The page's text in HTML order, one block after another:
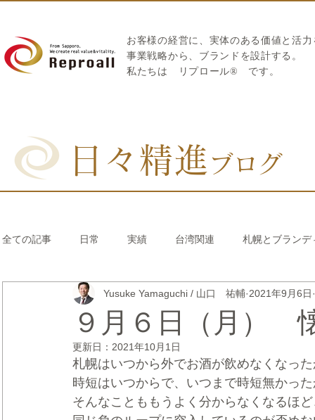
お客様の経営に、実体のある価値と活
​事業戦略から、ブランドを設計する。
私たちは
リプロール® です。
日々精進 ブログ
全ての記事 日常 実績 台湾関連 札幌とブランデ
リブランディング® さとうきび繊維のストロー 中国
CRMブランディング® デジタルマーケティングブランデ
９月６日（月）
Yusuke Yamaguchi / 山口 祐輔 2021年9月6日
更新日： 2021年10月1日
札幌はいつから外でお酒が飲めなくなっ
時短はいつからで、いつまで時短無かっ
そんなことももうよく分からなくなるほ